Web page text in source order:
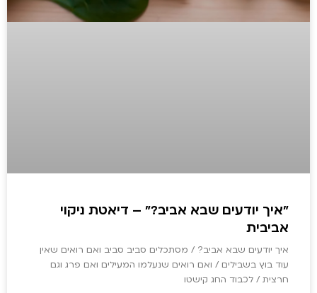
"איך יודעים שבא אביב?" – דיאטת ניקוי
אביבית
איך יודעים שבא אביב? / מסתכלים סביב סביב ואם רואים שאין
עוד בוץ בשבילים / ואם רואים שנעלמו המעילים ואם פרג וגם
חרצית / לכבוד החג קישטו